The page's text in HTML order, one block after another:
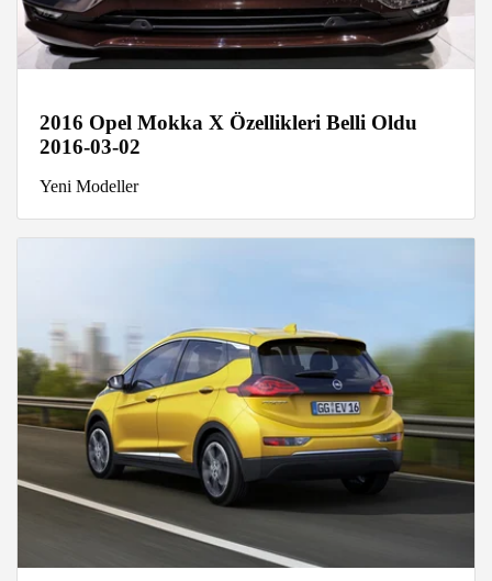
2016 Opel Mokka X Özellikleri Belli Oldu
2016-03-02
Yeni Modeller